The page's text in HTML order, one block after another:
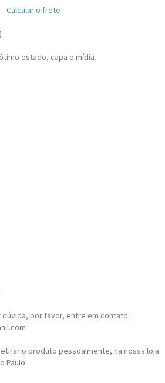
Calcular o frete
estado, capa e mídia.
dúvida, por favor, entre em contato:
o produto pessoalmente, na nossa loja
Paulo.